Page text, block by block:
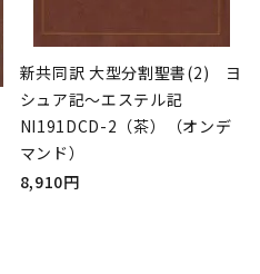
新共同訳 大型分割聖書(2) ヨ
シュア記～エステル記
NI191DCD-2（茶）（オンデ
マンド）
8,910円